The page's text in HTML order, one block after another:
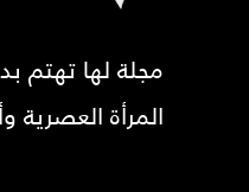
مجلة لها تهتم
المرأة العصرية